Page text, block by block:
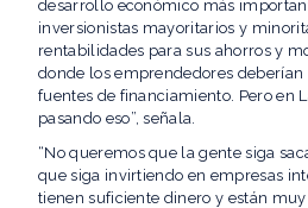
desarrollo económico más
inversionistas mayoritarios y
rentabilidades para sus ahorros y
donde los emprendedores
fuentes de financiamiento. Pero en
pasando eso”, señala.
“No queremos que la gente siga
que siga invirtiendo en empresas
tienen suficiente dinero y están